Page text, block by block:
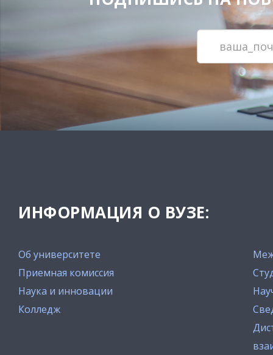
ИНФОРМАЦИЯ О ВУЗЕ:
Об университете
Приемная комиссия
Наука и инновации
Колледж